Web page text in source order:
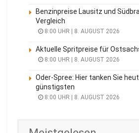
Benzinpreise Lausitz und
Vergleich
8:00 UHR | 8. AUGUST 2026
Aktuelle Spritpreise für
8:00 UHR | 8. AUGUST 2026
Oder-Spree: Hier tanken Sie
günstigsten
8:00 UHR | 8. AUGUST 2026